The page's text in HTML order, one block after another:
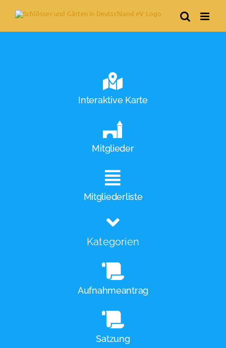
Interaktive Karte
Mitglieder
Mitgliederliste
Kategorien
Aufnahmeantrag
Satzung